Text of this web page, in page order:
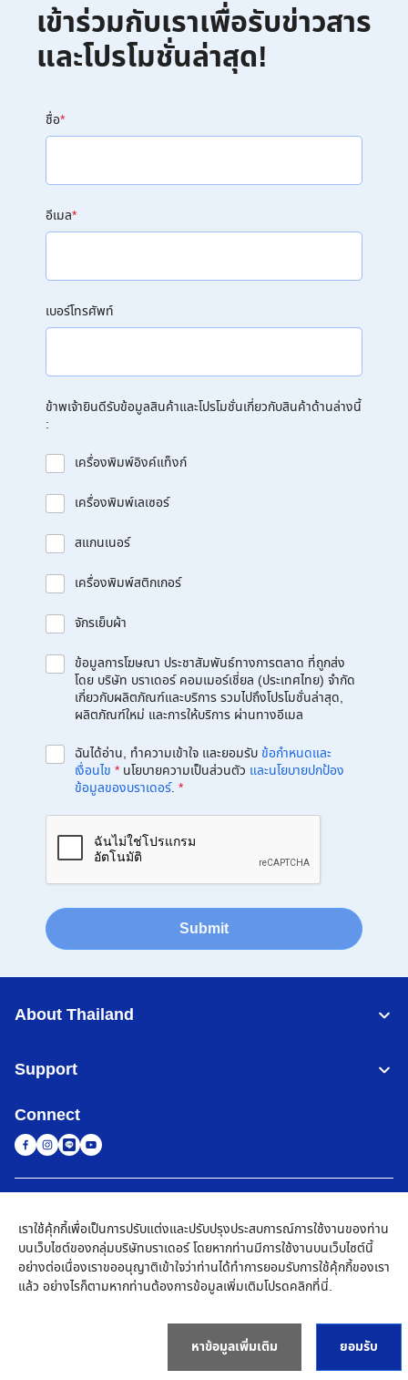
เข้าร่วมกับเราเพื่อรับข่าวสาร
และโปรโมชั่นล่าสุด!
ชื่อ*
อีเมล*
เบอร์โทรศัพท์
ข้าพเจ้ายินดีรับข้อมูลสินค้าและโปรโมชั่นเกี่ยวกับสินค้าด้านล่างนี้
:
เครื่องพิมพ์อิงค์แท็งก์
เครื่องพิมพ์เลเซอร์
สแกนเนอร์
เครื่องพิมพ์สติกเกอร์
จักรเย็บผ้า
ข้อมูลการโฆษณา ประชาสัมพันธ์ทางการตลาด ที่ถูกส่ง
โดย บริษัท บราเดอร์ คอมเมอร์เชี่ยล (ประเทศไทย) จำกัด
เกี่ยวกับผลิตภัณฑ์และบริการ รวมไปถึงโปรโมชั่นล่าสุด,
ผลิตภัณฑ์ใหม่ และการให้บริการ ผ่านทางอีเมล
ฉันได้อ่าน, ทำความเข้าใจ และยอมรับข้อกำหนดและ
เงื่อนไข * นโยบายความเป็นส่วนตัว และนโยบายปกป้อง
ข้อมูลของบราเดอร์. *
Submit
About Thailand
Support
Connect
นโยบายความเป็นส่วนตัว เงื่อนไขการใช้งาน แผนผังเว็บไซต์ ไปที่โกลบอลไซต์
©2026BROTHER COMMERCIAL (THAILAND) LTD. All Rights
Reserved
เราใช้คุ้กกี้เพื่อเป็นการปรับแต่งและปรับปรุงประสบการณ์การใช้งานของท่าน
บนเว็บไซต์ของกลุ่มบริษัทบราเดอร์ โดยหากท่านมีการใช้งานบนเว็บไซต์นี้
อย่างต่อเนื่องเราขออนุญาติเข้าใจว่าท่านได้ทำการยอมรับการใช้คุ้กกี้ของเรา
แล้ว อย่างไรก็ตามหากท่านต้องการข้อมูลเพิ่มเติมโปรดคลิกที่นี่.
หาข้อมูลเพิ่มเติม ยอมรับ